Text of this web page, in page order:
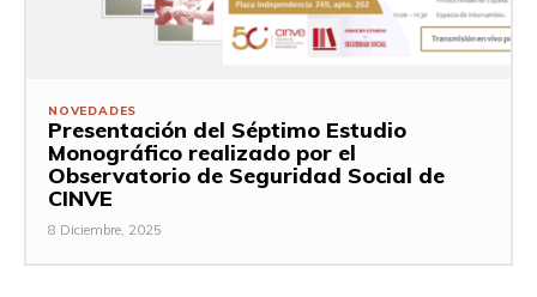
NOVEDADES
Presentación del Séptimo Estudio
Monográfico realizado por el
Observatorio de Seguridad Social de
CINVE
8 Diciembre, 2025